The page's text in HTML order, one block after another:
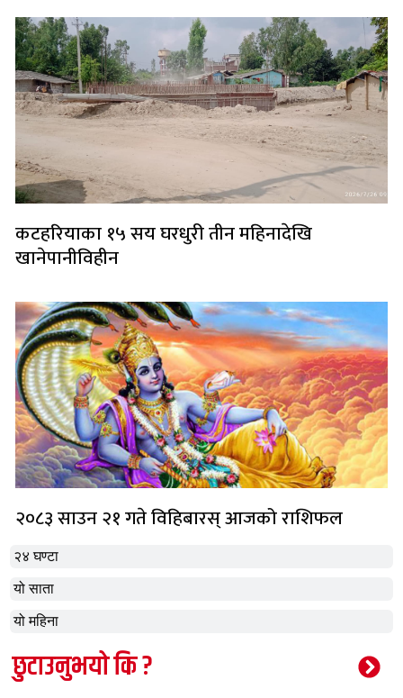
२४ घण्टा
यो साता
यो महिना
कटहरियाका १५ सय घरधुरी तीन महिनादेखि
खानेपानीविहीन
२०८३ साउन २१ गते विहिबारस् आजको राशिफल
छुटाउनुभयो कि ?